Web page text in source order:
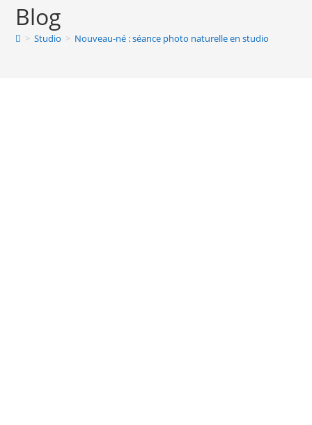
Blog
> Studio > Nouveau-né : séance photo naturelle en studio